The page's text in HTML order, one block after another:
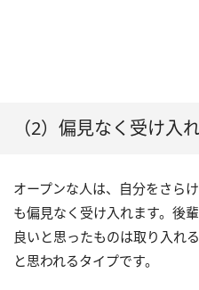
（2）偏見なく受け入
オープンな人は、自分をさら
も偏見なく受け入れます。後
良いと思ったものは取り入れ
と思われるタイプです。